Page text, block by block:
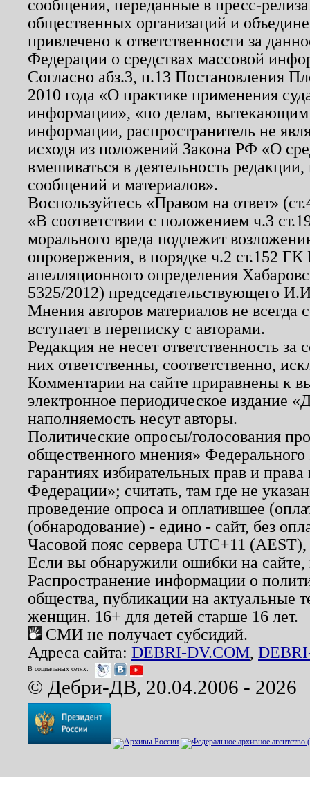
сообщения, переданные в пресс-
общественных организаций и
привлечено к ответственности за
Федерации о средствах массовой
Согласно абз.3, п.13 Постановления
2010 года «О практике применения
информации», «по делам, вытекающим
информации, распространитель не
исходя из положений Закона РФ «О
вмешиваться в деятельность
сообщений и материалов».
Воспользуйтесь «Правом на ответ»
«В соответствии с положением ч.3
морального вреда подлежит
опровержения, в порядке ч.2 ст.152
апелляционного определения
5325/2012) председательствующего
Мнения авторов материалов не
вступает в переписку с авторами.
Редакция не несет ответственность
них ответственны, соответственно,
Комментарии на сайте приравнены к
электронное периодическое издание
наполняемость несут авторы.
Политические опросы/голосования
общественного мнения»
гарантиях избирательных прав и
Федерации»; считать, там где не
проведение опроса и оплатившее
(обнародование) - едино - сайт, без
Часовой пояс сервера UTC+11
Если вы обнаружили ошибки на
Распространение информации о
общества, публикации на актуальные
женщин. 16+ для детей старше 16 лет.
СМИ не получает субсидий.
Адреса сайта: DEBRI-DV.COM,
В социальных сетях:
© Дебри-ДВ, 20.04.2006 - 2026